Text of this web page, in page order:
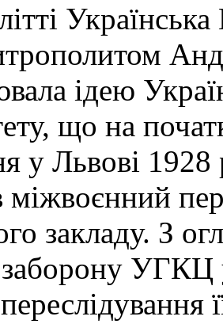
ідею
що на
у Львові 1928
міжвоєнний
закладу. З
заборону УГКЦ